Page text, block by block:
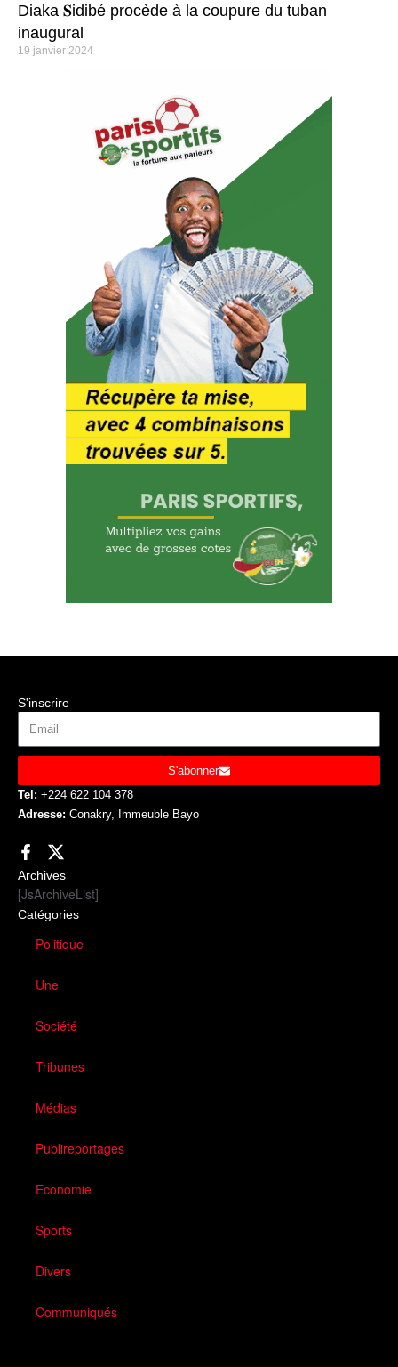
Diaka 𝐒idibé procède à la coupure du tuban
inaugural
19 janvier 2024
Catégories
Politique
Une
Société
Tribunes
Médias
Publireportages
Economie
Sports
Divers
Communiqués
Archives
[JsArchiveList]
S'inscrire
S'abonner
Tel: +224 622 104 378
Adresse: Conakry, Immeuble Bayo